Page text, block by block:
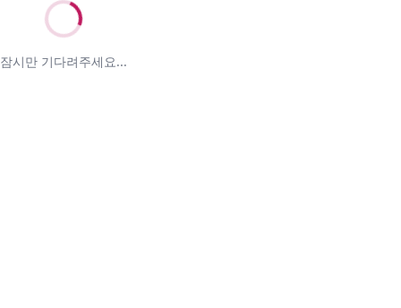
잠시만 기다려주세요...